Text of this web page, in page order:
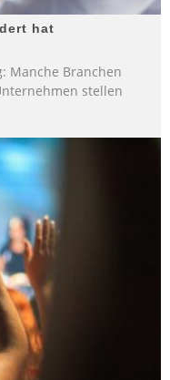
hat
Manche Branchen
stellen